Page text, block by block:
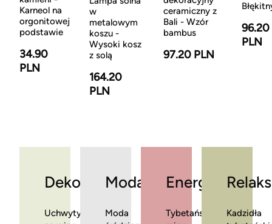
Karneol na
orgonitowej
podstawie
34.90
PLN
w
metalowym
koszu -
Wysoki kosz
z solą
164.20
PLN
ceramiczny z
Bali - Wzór
bambus
97.20 PLN
96.20
PLN
Dekoracje
Uchwyty
Moda
Moda
Energia
Tybetańskie
Relaks
Kadzidła